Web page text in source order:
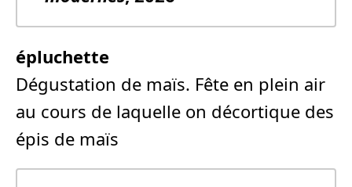
épluchette
Dégustation de maïs. Fête en plein air
au cours de laquelle on décortique des
épis de maïs